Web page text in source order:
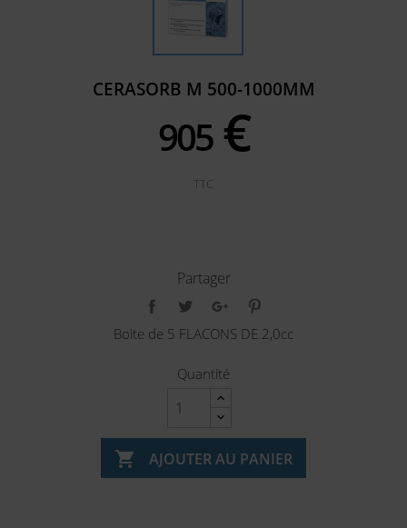
CERASORB M 500-1000ΜM
905 €
TTC
Partager
Boite de 5 FLACONS DE 2,0cc
Quantité
 AJOUTER AU PANIER